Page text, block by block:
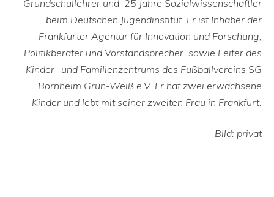
Grundschullehrer und 25 Jahre Sozialwissenschaftler
beim Deutschen Jugendinstitut. Er ist Inhaber der
Frankfurter Agentur für Innovation und Forschung,
Politikberater und Vorstandsprecher sowie Leiter des
Kinder- und Familienzentrums des Fußballvereins SG
Bornheim Grün-Weiß e.V. Er hat zwei erwachsene
Kinder und lebt mit seiner zweiten Frau in Frankfurt.
Bild: privat